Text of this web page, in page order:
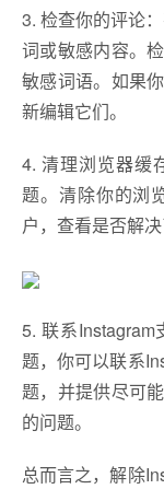
3. 检查你的评论
词或敏感内容。
敏感词语。如果
新编辑它们。
4. 清理浏览器缓
题。清除你的浏
户，查看是否解
5. 联系
题，你可以联系
题，并提供尽可
的问题。
总而言之，解除